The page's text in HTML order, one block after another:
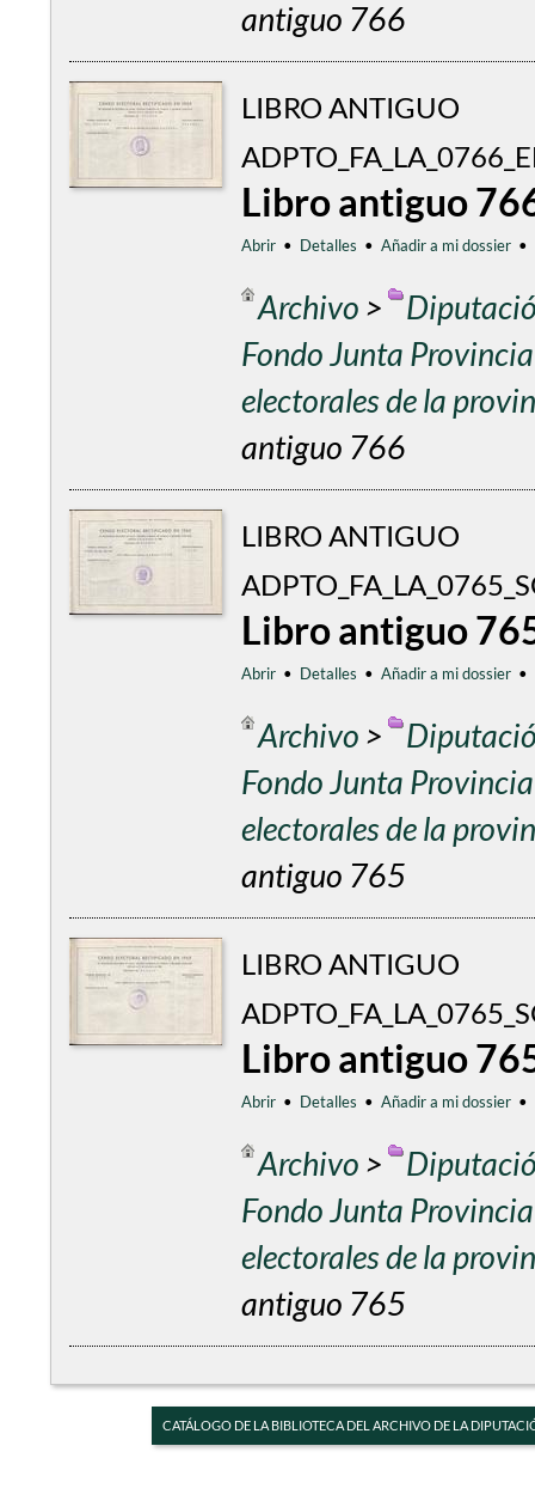
antiguo 766
LIBRO ANTIGUO
Libro antiguo
Abrir • Detalles • Añadir a mi dossier •
Archivo >
Fondo Junta
electorales de la
antiguo 766
LIBRO ANTIGUO
Libro antiguo
Abrir • Detalles • Añadir a mi dossier •
Archivo >
Fondo Junta
electorales de la
antiguo 765
LIBRO ANTIGUO
Libro antiguo
Abrir • Detalles • Añadir a mi dossier •
Archivo >
Fondo Junta
electorales de la
antiguo 765
CATÁLOGO DE LA BIBLIOTECA DEL ARCHIVO DE LA